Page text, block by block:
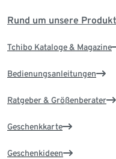
Rund um unsere
Tchibo Kataloge & Magazine
Bedienungsanleitungen
Ratgeber & Größenberater
Geschenkkarte
Geschenkideen